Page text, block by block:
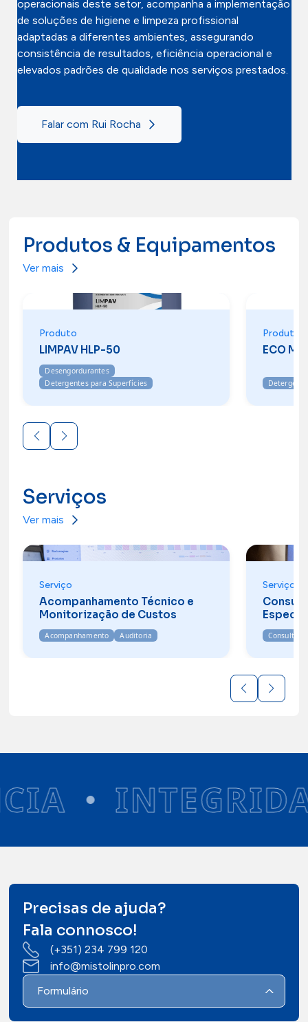
operacionais deste setor, acompanha a implementação
de soluções de higiene e limpeza profissional
adaptadas a diferentes ambientes, assegurando
consistência de resultados, eficiência operacional e
elevados padrões de qualidade nos serviços prestados.
Falar com Rui Rocha
Produtos & Equipamentos
Ver mais
Produto
LIMPAV HLP-50
Desengordurantes
Detergentes para Superfícies
Produto
ECO
Serviços
Ver mais
Serviço
Acompanhamento Técnico e
Monitorização de Custos
Acompanhamento Auditoria
Serviço
Consultoria
Precisas de ajuda?
Fala connosco!
(+351) 234 799 120
info@mistolinpro.com
Formulário